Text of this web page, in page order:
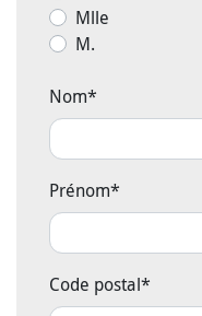
Mlle
M.
Nom*
Prénom*
Code postal*